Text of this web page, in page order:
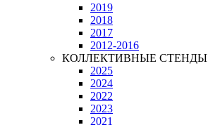
2019
2018
2017
2012-2016
КОЛЛЕКТИВНЫЕ СТЕНДЫ
2025
2024
2022
2023
2021